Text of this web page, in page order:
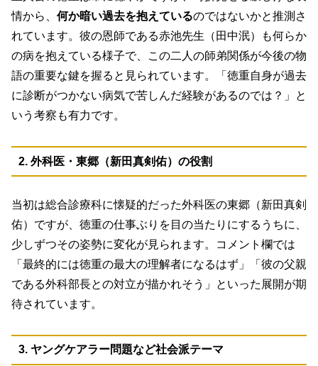
情から、 何か暗い過去を抱えているのではないかと推測さ
れています。彼の恩師である赤池先生（田中泯）も何らか
の病を抱えている様子で、この二人の師弟関係が今後の物
語の重要な鍵を握ると見られています。「徳重自身が過去
に診断がつかない病気で苦しんだ経験があるのでは？」と
いう考察も有力です。
2. 外科医・東郷（新田真剣佑）の役割
当初は総合診療科に懐疑的だった外科医の東郷（新田真剣
佑）ですが、徳重の仕事ぶりを目の当たりにするうちに、
少しずつその姿勢に変化が見られます。コメント欄では
「最終的には徳重の最大の理解者になるはず」「彼の父親
である外科部長との対立が描かれそう」
といった展開が期
待されています。
3. ヤングケアラー問題など社会派テーマ